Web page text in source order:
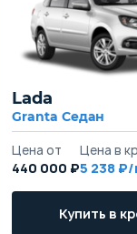
Lada
Granta Седан
440 000 ₽5 238